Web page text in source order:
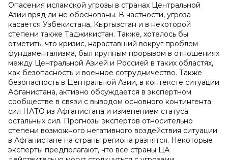
Опасения исламской угрозы в странах Центральной
Азии вряд ли не обоснованы. В частности, угроза
касается Узбекистана, Кыргызстан и в некоторой
степени также Таджикистан. Также, хотелось бы
отметить, что кризис, нараставший вокруг проблем
фундаментализма, был крупным прорывом в отношениях
между Центральной Азией и Россией в таких областях,
как безопасность и военное сотрудничество. Также
безопасность в Центральной Азии, в контексте ситуации
Афганистана, активно обсуждается в экспертном
сообществе в связи с выводом основного контингента
сил НАТО из Афганистана и изменением статуса
остальных сил. Прогнозы экспертов относительно
степени возможного негативного воздействия ситуации
в Афганистане на страны региона разнятся. Некоторые
эксперты предполагают, что все страны ЦА